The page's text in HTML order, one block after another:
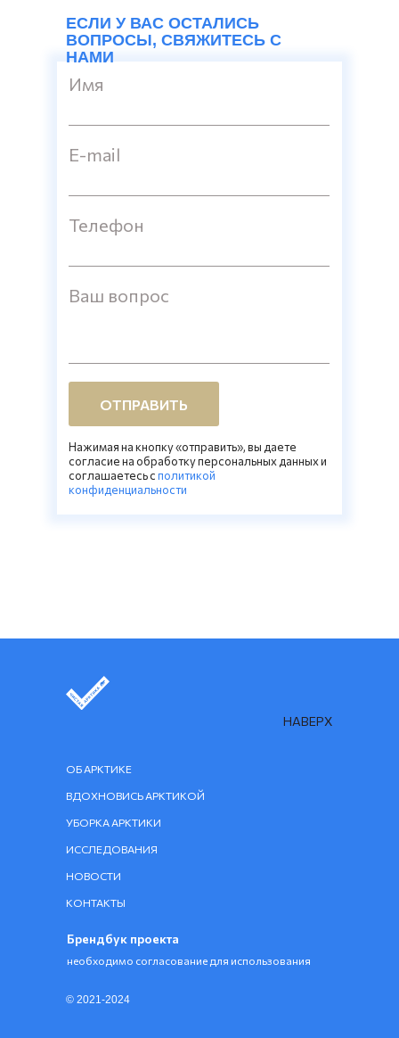
ЕСЛИ У ВАС ОСТАЛИСЬ
ВОПРОСЫ, СВЯЖИТЕСЬ С
НАМИ
Имя
E-mail
Телефон
Ваш вопрос
ОТПРАВИТЬ
Нажимая на кнопку «отправить», вы даете
согласие на обработку персональных данных и
соглашаетесь cполитикой
конфиденциальности
© 2021-2024
НАВЕРХ
ВДОХНОВИСЬ АРКТИКОЙ
ОБ АРКТИКЕ
ИССЛЕДОВАНИЯ
УБОРКА АРКТИКИ
КОНТАКТЫ
НОВОСТИ
Брендбук проекта
необходимо согласование для использования